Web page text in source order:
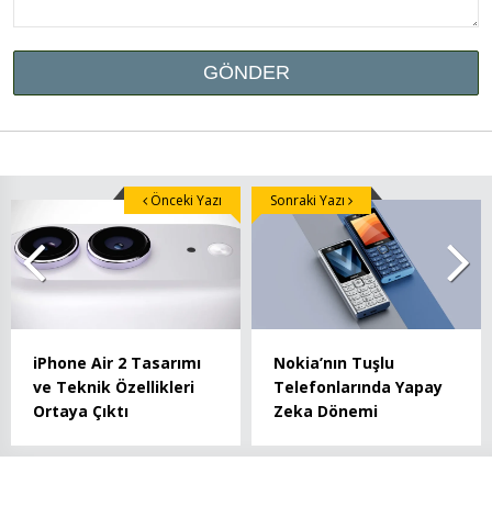
iPhone Air 2 Tasarımı
ve Teknik Özellikleri
Ortaya Çıktı
Önceki Yazı
Nokia’nın Tuşlu
Telefonlarında Yapay
Zeka Dönemi
Sonraki Yazı